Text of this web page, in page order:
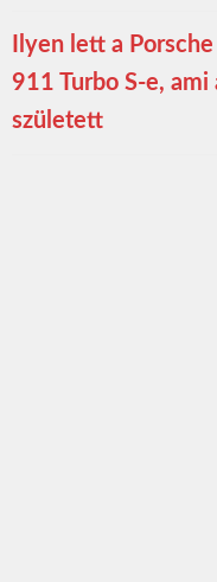
Ilyen lett a
911 Turbo S-e, ami
született